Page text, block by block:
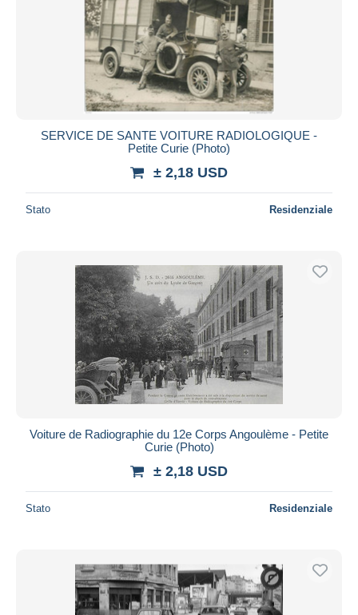
SERVICE DE SANTE VOITURE RADIOLOGIQUE -
Petite Curie (Photo)
± 2,18 USD
Stato Residenziale
Voiture de Radiographie du 12e Corps Angoulème - Petite
Curie (Photo)
± 2,18 USD
Stato Residenziale